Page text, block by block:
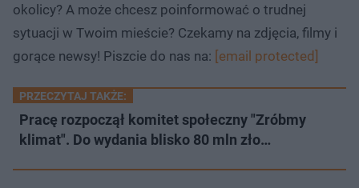
okolicy? A może chcesz poinformować o trudnej
sytuacji w Twoim mieście? Czekamy na zdjęcia, filmy i
gorące newsy! Piszcie do nas na: [email protected]
PRZECZYTAJ TAKŻE:
Pracę rozpoczął komitet społeczny "Zróbmy
klimat". Do wydania blisko 80 mln zło…